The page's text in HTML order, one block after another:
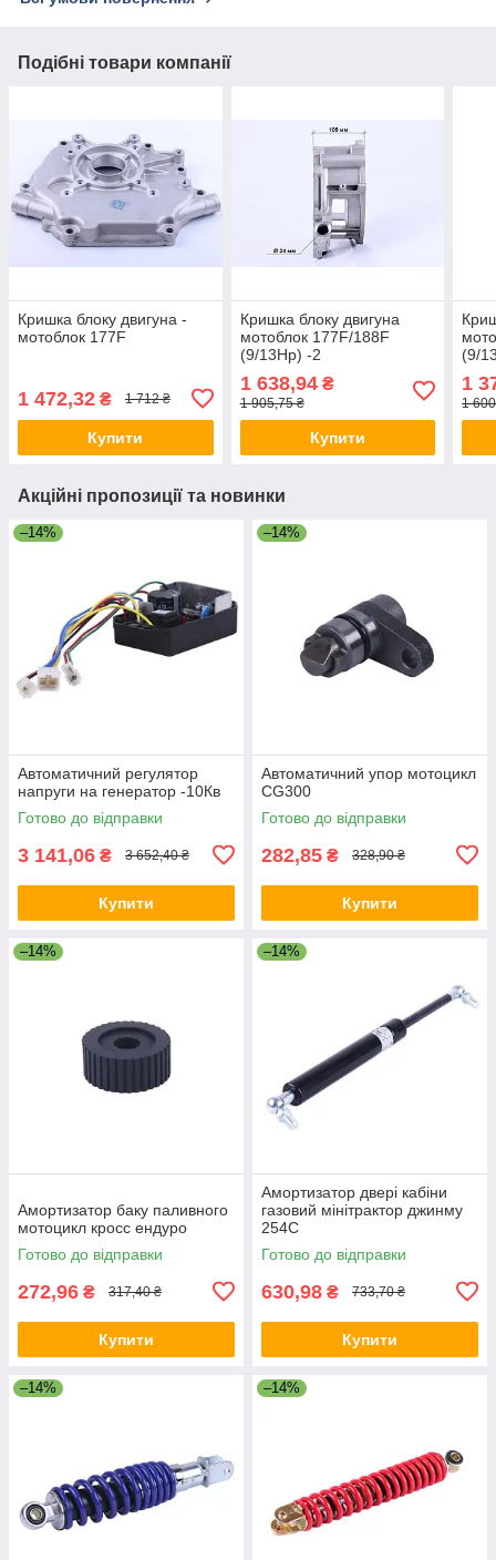
Подібні товари компанії
Кришка блоку двигуна -
мотоблок 177F
1 472,32 ₴ 1 712 ₴
Купити
Кришка блоку двигуна
мотоблок 177F/188F
(9/13Hp) -2
1 638,94₴
1 905,75 ₴
Купити
(9/
1
1
Акційні пропозиції та новинки
–14%
Автоматичний регулятор
напруги на генератор -10Кв
Готово до відправки
3 141,06 ₴ 3 652,40 ₴
Купити
–14%
Автоматичний упор мотоцикл
CG300
Готово до відправки
282,85 ₴ 328,90 ₴
Купити
–14%
Амортизатор баку паливного
мотоцикл кросс ендуро
Готово до відправки
272,96 ₴ 317,40 ₴
Купити
–14%
Амортизатор двері кабіни
газовий мінітрактор джинму
254C
Готово до відправки
630,98 ₴ 733,70 ₴
Купити
–14% –14%